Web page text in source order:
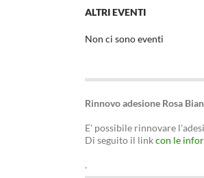
ALTRI EVENTI
Non ci sono eventi
Rinnovo adesione Rosa
E' possibile rinnovare
Di seguito il linkcon le
.